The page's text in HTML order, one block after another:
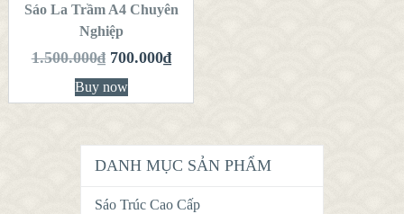
QUICK LOOK
VIEW DETAILS
Sáo La Trầm A4 Chuyên
Nghiệp
1.500.000₫ 700.000₫
Buy now
DANH MỤC SẢN PHẨM
Sáo Trúc Cao Cấp